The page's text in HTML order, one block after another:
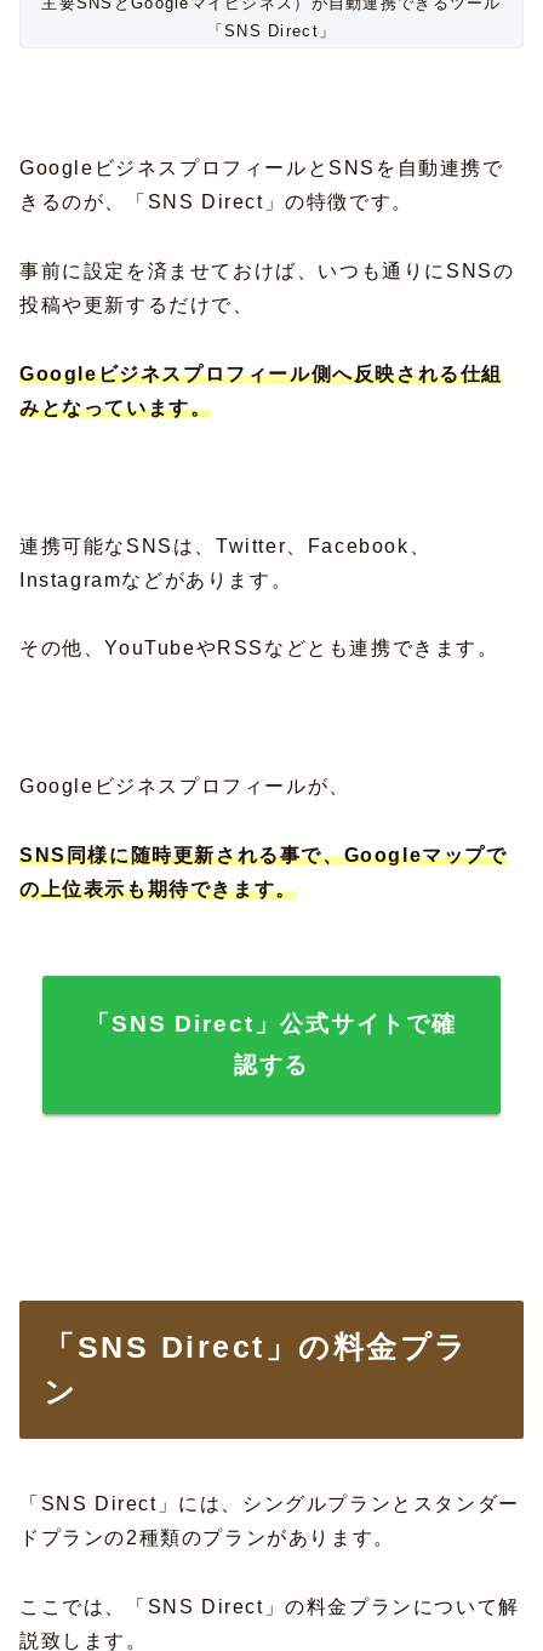
「SNS Direct」
GoogleビジネスプロフィールとSNSを自動連携で
きるのが、「SNS Direct」の特徴です。
事前に設定を済ませておけば、いつも通りにSNSの
投稿や更新するだけで、
Googleビジネスプロフィール側へ反映される仕組
みとなっています。
連携可能なSNSは、Twitter、Facebook、
Instagramなどがあります。
その他、YouTubeやRSSなどとも連携できます。
Googleビジネスプロフィールが、
SNS同様に随時更新される事で、Googleマップで
の上位表示も期待できます。
「SNS Direct」公式サイトで確
認する
「SNS Direct」の料金プラ
ン
「SNS Direct」には、シングルプランとスタンダー
ドプランの2種類のプランがあります。
ここでは、「SNS Direct」の料金プランについて解
説致します。